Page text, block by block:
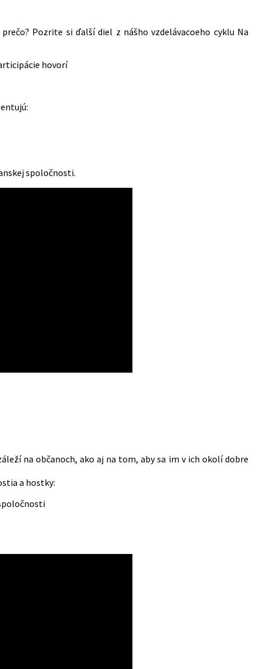
Pozrite si ďalší diel z nášho vzdelávacoeho cyklu Na
hovorí
spoločnosti.
na občanoch, ako aj na tom, aby sa im v ich okolí dobre
a hostky: